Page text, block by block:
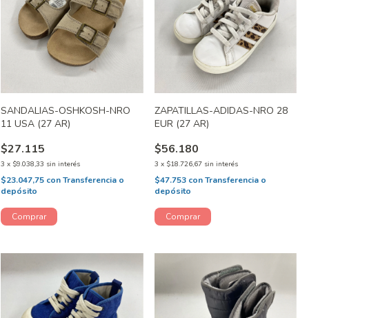
SANDALIAS-OSHKOSH-NRO
11 USA (27 AR)
$27.115
3 x $9.038,33 sin interés
$23.047,75 conTransferencia o
depósito
ZAPATILLAS-ADIDAS-NRO 28
EUR (27 AR)
$56.180
3 x $18.726,67 sin interés
$47.753 con Transferencia o
depósito